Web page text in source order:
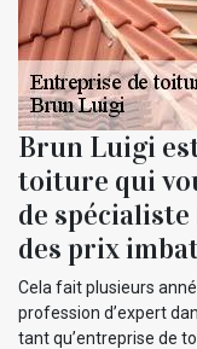
Brun Luigi
toiture qui
de spécialiste
des prix
Cela fait plusieurs
profession d’expert
tant qu’entreprise de